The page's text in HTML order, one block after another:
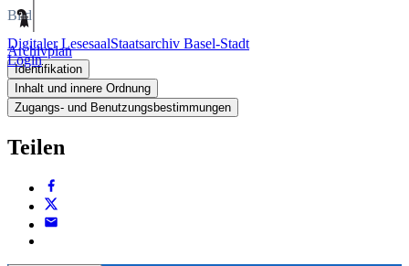
Digitaler LesesaalStaatsarchiv Basel-Stadt
Login
Bild
Archivplan
Identifikation
Inhalt und innere Ordnung
Zugangs- und Benutzungsbestimmungen
Teilen